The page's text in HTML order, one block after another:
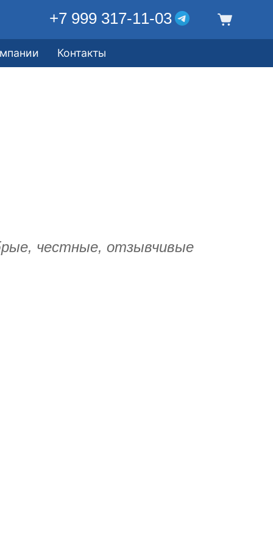
+7 999 317-11-03
Контакты
честные, отзывчивые